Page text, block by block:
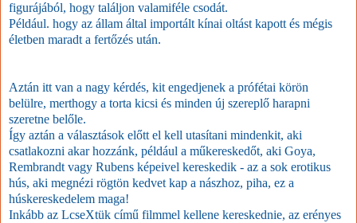
figurájából, hogy találjon valamiféle csodát.
Például. hogy az állam által importált kínai oltást kapott és mégis
életben maradt a fertőzés után.
Aztán itt van a nagy kérdés, kit engedjenek a prófétai körön
belülre, merthogy a torta kicsi és minden új szereplő harapni
szeretne belőle.
Így aztán a választások előtt el kell utasítani mindenkit, aki
csatlakozni akar hozzánk, például a műkereskedőt, aki Goya,
Rembrandt vagy Rubens képeivel kereskedik - az a sok erotikus
hús, aki megnézi rögtön kedvet kap a nászhoz, piha, ez a
húskereskedelem maga!
Inkább az LcseXtük című filmmel kellene kereskednie, az erényes